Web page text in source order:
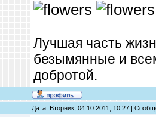
Лучшая часть
безымянные и
добротой.
Дата: Вторник, 04.10.2011, 10:27 |